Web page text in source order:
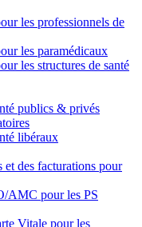
les professionnels de
les paramédicaux
les structures de santé
publics & privés
libéraux
et des facturations pour
AMC pour les PS
Vitale pour les